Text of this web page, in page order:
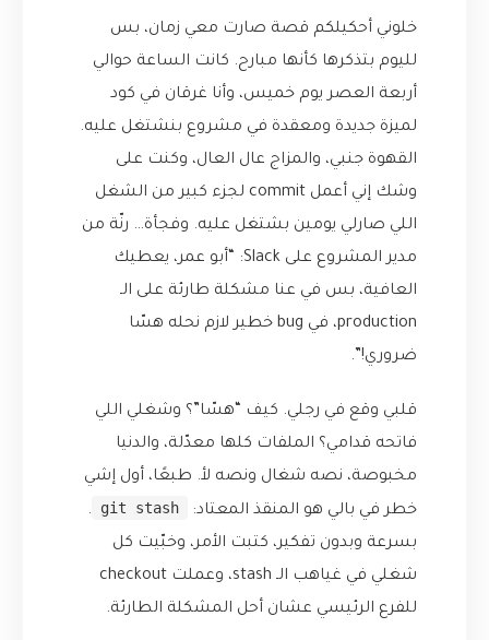
خلوني أحكيلكم قصة صارت معي زمان، بس
لليوم بتذكرها كأنها مبارح. كانت الساعة حوالي
أربعة العصر يوم خميس، وأنا غرقان في كود
لميزة جديدة ومعقدة في مشروع بنشتغل عليه.
القهوة جنبي، والمزاج عال العال، وكنت على
وشك إني أعمل commit لجزء كبير من الشغل
اللي صارلي يومين بشتغل عليه. وفجأة… رنّة من
مدير المشروع على Slack: “أبو عمر، يعطيك
العافية، بس في عنا مشكلة طارئة على الـ
production، في bug خطير لازم نحله هسّا
ضروري!”.
قلبي وقع في رجلي. كيف “هسّا”؟ وشغلي اللي
فاتحه قدامي؟ الملفات كلها معدّلة، والدنيا
مخبوصة، نصه شغال ونصه لأ. طبعًا، أول إشي
خطر في بالي هو المنقذ المعتاد:
git stash
.
بسرعة وبدون تفكير، كتبت الأمر، وخبّيت كل
شغلي في غياهب الـ stash، وعملت checkout
للفرع الرئيسي عشان أحل المشكلة الطارئة.